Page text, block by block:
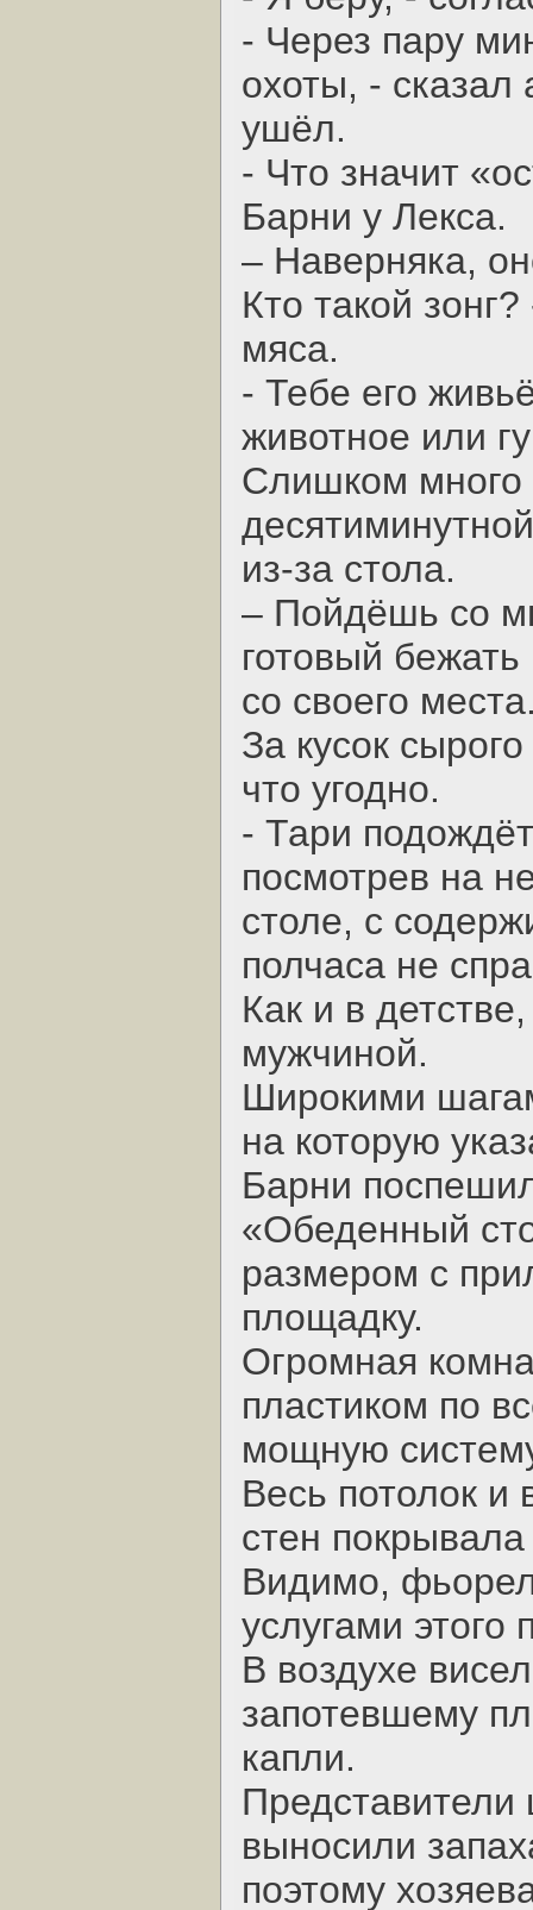
- Через пару
охоты, - сказал
ушёл.
- Что значит
Барни у Лекса.
– Наверняка,
Кто такой
мяса.
- Тебе его
животное или
Слишком много
из-за стола.
– Пойдёшь со
готовый
со своего
За кусок
что угодно.
- Тари
посмотрев на
столе, с
полчаса не
Как и в
мужчиной.
Широкими
на которую
Барни
«Обеденный
размером с
площадку.
Огромная
пластиком по
мощную
Весь потолок и
стен
Видимо,
услугами
В воздухе
запотевшему
капли.
выносили
поэтому